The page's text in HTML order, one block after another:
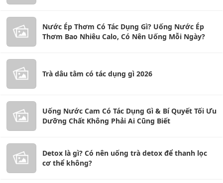
Nước Ép Thơm Có Tác Dụng Gì? Uống Nước Ép
Thơm Bao Nhiêu Calo, Có Nên Uống Mỗi Ngày?
Trà dâu tằm có tác dụng gì 2026
Uống Nước Cam Có Tác Dụng Gì & Bí Quyết Tối Ưu
Dưỡng Chất Không Phải Ai Cũng Biết
Detox là gì? Có nên uống trà detox để thanh lọc
cơ thể không?